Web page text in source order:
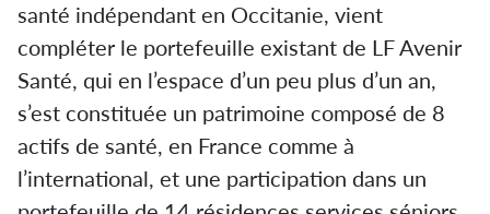
santé indépendant en Occitanie, vient
compléter le portefeuille existant de LF Avenir
Santé, qui en l’espace d’un peu plus d’un an,
s’est constituée un patrimoine composé de 8
actifs de santé, en France comme à
l’international, et une participation dans un